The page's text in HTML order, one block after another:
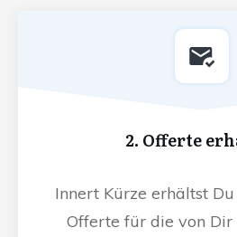
2. Offerte
Innert Kürze erhältst
Offerte für die von Dir